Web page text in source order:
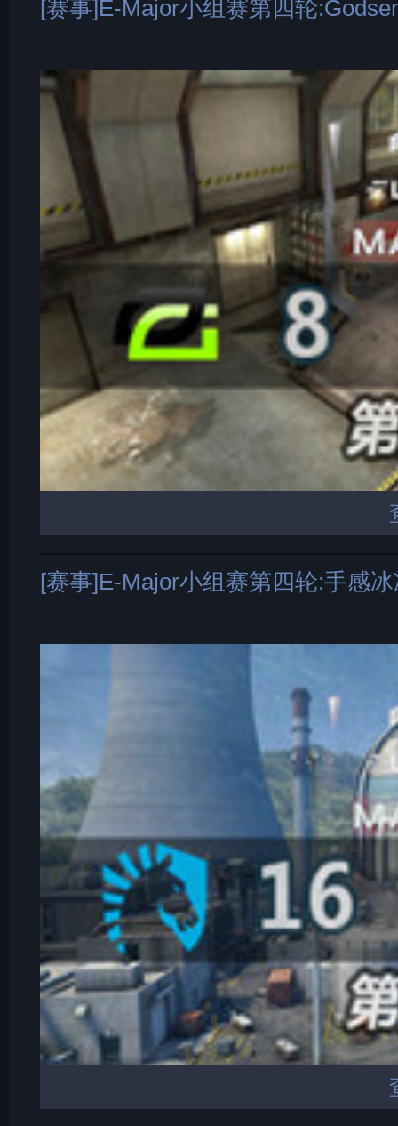
[赛事]E-Major小组赛第四轮
[赛事]E-Major小组赛第四轮:手感